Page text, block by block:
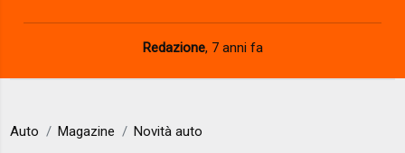
Redazione, 7 anni fa
Auto Magazine Novità auto